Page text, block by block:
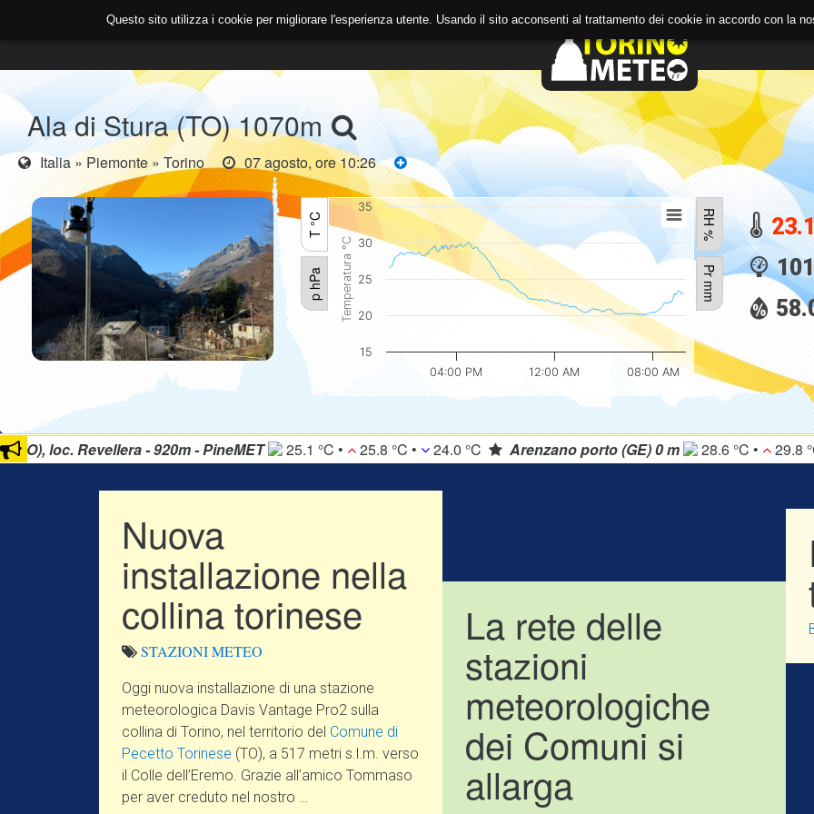
ASSOCIAZIONE OPEN SOURCE & DATA
Ala di Stura (TO) 1070m
Italia » Piemonte » Torino 07 agosto, ore 10:26
T °C
p hPa
RH %
Pr mm
Temperatura °C
12:00 AM
04:00 PM 08:00 AM
15
20
25
30
35
Pressione hPa
RH %
40
porto (GE) 0 m 28.6 °C • 29.8 °C • 24.7 °C Arolla(CH) 2084 m N.D. °C • N.D. °C • N.D. °C Arona(NO)
Nuova
installazione nella
collina torinese
STAZIONIMETEO
Oggi nuova installazione di una stazione
meteorologica Davis Vantage Pro2 sulla
collina di Torino, nel territorio del Comune di
Pecetto Torinese (TO), a 517 metri s.l.m. verso
il Colle dell’Eremo. Grazie all’amico Tommaso
per aver creduto nel nostro …
La rete delle
stazioni
meteorologiche
dei Comuni si
allarga
Questo sito utilizza i cookie per migliorare l'esperienza utente. Usando il sito acconsenti al trattamento dei cookie in accordo con la